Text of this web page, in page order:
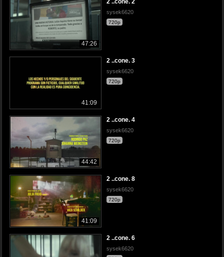
47:26
sysek6620
720p
41:09
2 ..cone. 3
sysek6620
720p
44:42
2 ..cone. 4
sysek6620
720p
41:09
2 ..cone. 8
sysek6620
720p
2 ..cone. 6
sysek6620